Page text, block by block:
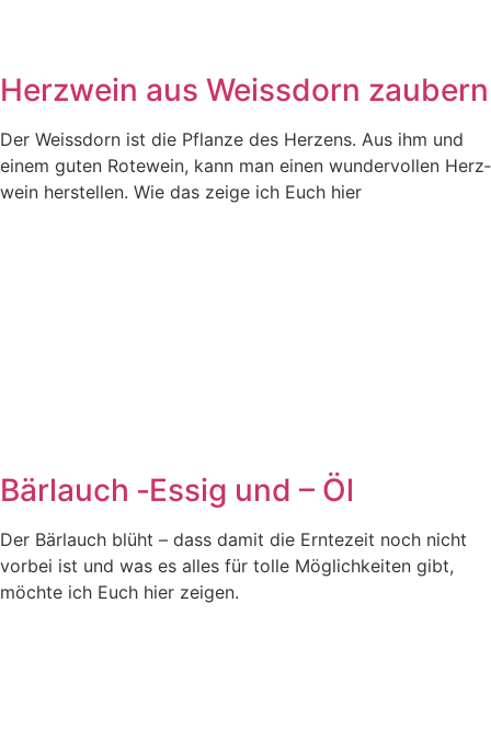
Herzwein aus Weissdorn zaubern
Der Weiss­dorn ist die Pflan­ze des Her­zens. Aus ihm und
einem guten Rote­wein, kann man einen wun­der­vol­len Herz­
wein her­stel­len. Wie das zei­ge ich Euch hier
Bärlauch ‑Essig und – Öl
Der Bär­lauch blüht – dass damit die Ern­te­zeit noch nicht
vor­bei ist und was es alles für tol­le Mög­lich­kei­ten gibt,
möch­te ich Euch hier zeigen.